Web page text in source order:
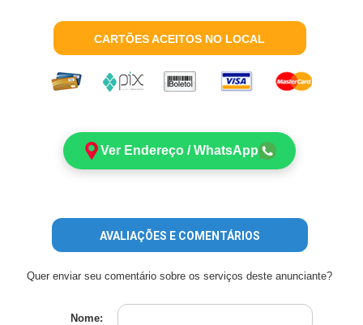
CARTÕES ACEITOS NO LOCAL
Ver Endereço / WhatsApp
AVALIAÇÕES E COMENTÁRIOS
Quer enviar seu comentário sobre os serviços deste anunciante?
Nome: